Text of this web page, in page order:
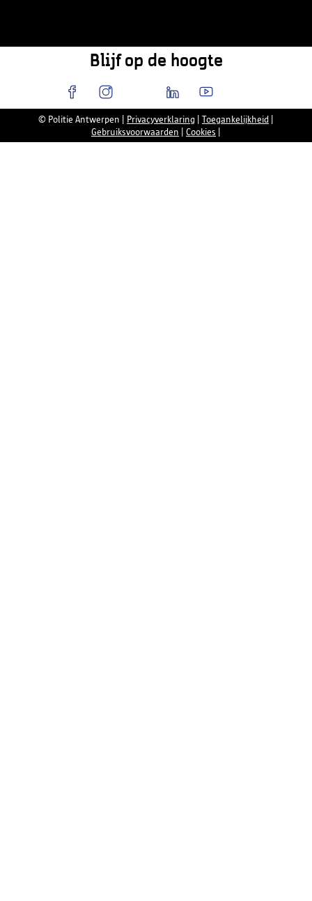
Blijf op de hoogte
© Politie Antwerpen Privacyverklaring Toegankelijkheid
Gebruiksvoorwaarden
Cookies